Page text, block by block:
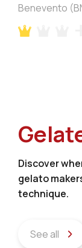
Benevento
Discover
gelato
technique.
See all